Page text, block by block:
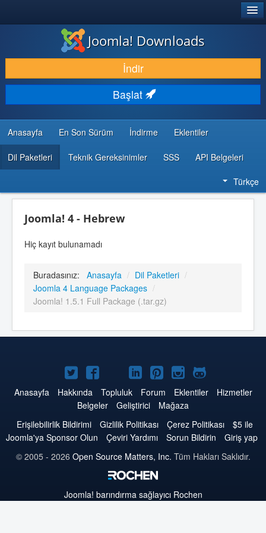
İNDIR & GENIŞLET
KEŞFET & ÖĞREN
TOPLULUK & DESTEK
GELIŞTIRICI KAYNAKLARI
Joomla! Downloads
İndir
Başlat
Anasayfa En Son Sürüm İndirme Eklentiler
Dil Paketleri Teknik Gereksinimler SSS API Belgeleri
Türkçe
Joomla! 4 - Hebrew
Hiç kayıt bulunamadı
Buradasınız: Anasayfa / Dil Paketleri /
Joomla 4 Language Packages /
Joomla! 1.5.1 Full Package (.tar.gz)
Twitter'da
Joomla
Facebook'da
Joomla
YouTube'da
Joomla
LinkedIn'de
Joomla
Pinterest'de
Joomla
Instagram'da
Joomla
GitHub'da
Joomla
Anasayfa Hakkında Topluluk Forum Eklentiler
Hizmetler
Belgeler
Geliştirici
Mağaza
Erişilebilirlik Bildirimi
Gizlilik Politikası Çerez Politikası
$5 ile
Joomla'ya Sponsor Olun
Çeviri Yardımı Sorun Bildirin
Giriş yap
© 2005 - 2026 Open Source Matters, Inc. Tüm Hakları Saklıdır.
Joomla! barındırma sağlayıcı Rochen